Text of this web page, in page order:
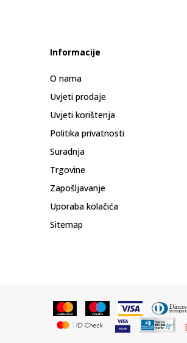
Informacije
O nama
Uvjeti prodaje
Uvjeti korištenja
Politika privatnosti
Suradnja
Trgovine
Zapošljavanje
Uporaba kolačića
Sitemap